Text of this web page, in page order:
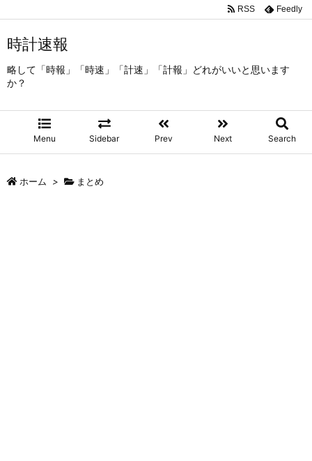
時計速報
略して「時報」「時速」「計速」「計報」どれがいいと思います
か？
Menu Sidebar Prev Next Search
RSS Feedly
ホーム > まとめ